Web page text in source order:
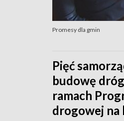
Promesy dla gmin
Pięć
budowę
ramach
drogowej na